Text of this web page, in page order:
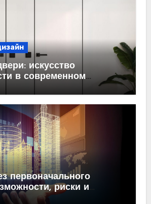
искусство
в современном
первоначального
риски и
рекомендации<